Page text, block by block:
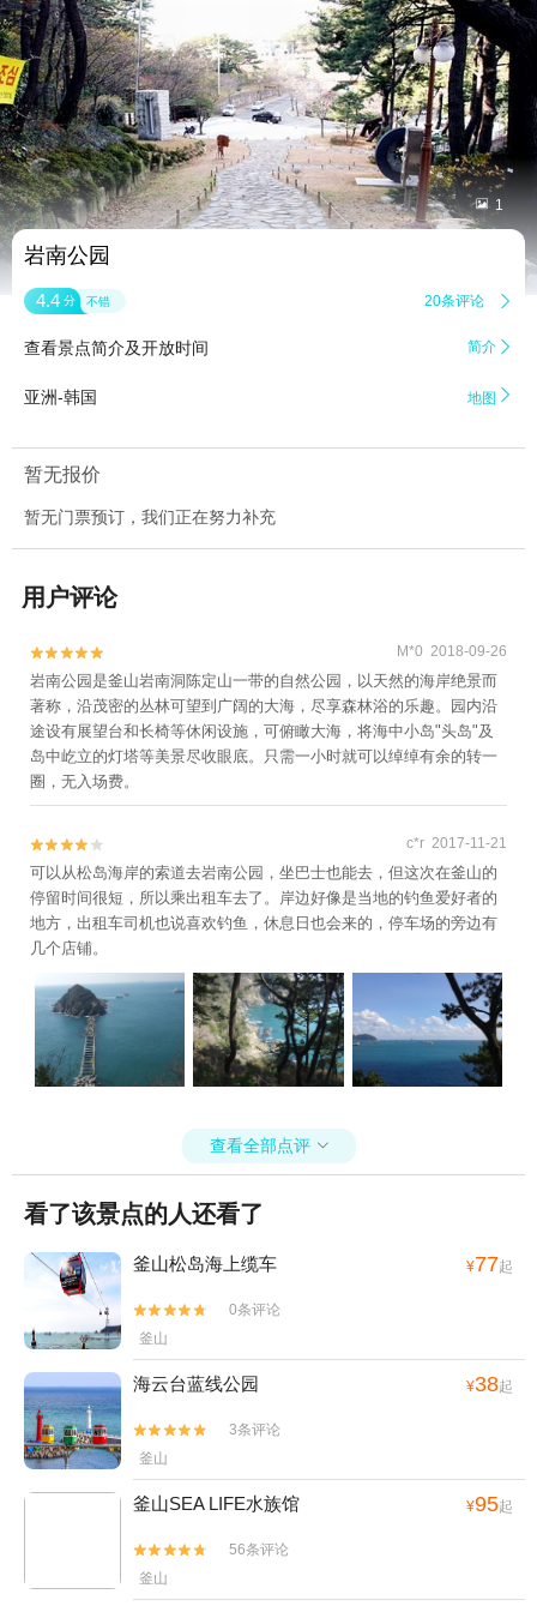
 1
岩南公园
4.4 分 不错 20条评论 
查看景点简介及开放时间 简介 
亚洲-韩国 地图 
暂无报价
暂无门票预订，我们正在努力补充
用户评论

 M*0 2018-09-26
岩南公园是釜山岩南洞陈定山一带的自然公园，以天然的海岸绝景而
著称，沿茂密的丛林可望到广阔的大海，尽享森林浴的乐趣。园内沿
途设有展望台和长椅等休闲设施，可俯瞰大海，将海中小岛"头岛"及
岛中屹立的灯塔等美景尽收眼底。只需一小时就可以绰绰有余的转一
圈，无入场费。

 c*r 2017-11-21
可以从松岛海岸的索道去岩南公园，坐巴士也能去，但这次在釜山的
停留时间很短，所以乘出租车去了。岸边好像是当地的钓鱼爱好者的
地方，出租车司机也说喜欢钓鱼，休息日也会来的，停车场的旁边有
几个店铺。
查看全部点评 
看了该景点的人还看了
釜山松岛海上缆车 ¥77起


0条评论
釜山
海云台蓝线公园 ¥38起


3条评论
釜山
釜山SEA LIFE水族馆 ¥95起


56条评论
釜山
